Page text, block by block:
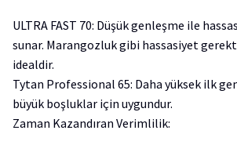
ULTRA FAST 70: Düşük genleşme ile
sunar. Marangozluk gibi hassasiyet
idealdir.
Tytan Professional 65: Daha yüksek ilk
büyük boşluklar için uygundur.
Zaman Kazandıran Verimlilik: